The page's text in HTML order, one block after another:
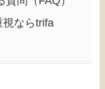
視ならtrifa